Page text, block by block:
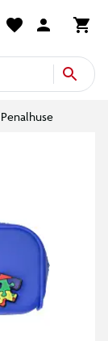
Penalhuse